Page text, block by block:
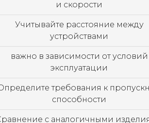
и скорости
Учитывайте расстояние между
устройствами
важно в зависимости от условий
эксплуатации
требования к
способности
с аналогичными